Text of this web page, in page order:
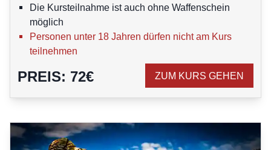
Die Kursteilnahme ist auch ohne Waffenschein
möglich
Personen unter 18 Jahren dürfen nicht am Kurs
teilnehmen
PREIS: 72€ ZUM KURS GEHEN